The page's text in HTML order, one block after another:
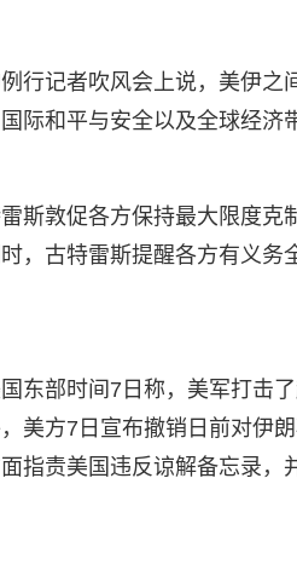
行记者吹风会上说，美伊
际和平与安全以及全球经济
斯敦促各方保持最大限度
，古特雷斯提醒各方有义
东部时间7日称，美军打击
美方7日宣布撤销日前对伊
指责美国违反谅解备忘录